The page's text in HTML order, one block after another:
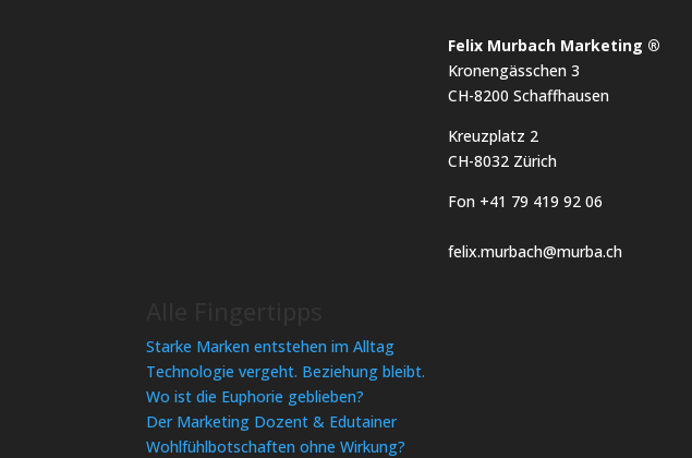
Felix Murbach Marketing ®
Kronengässchen 3
CH-8200 Schaffhausen
Kreuzplatz 2
CH-8032 Zürich
Fon +41 79 419 92 06
felix.murbach@murba.ch
Starke Marken entstehen im Alltag
Technologie vergeht. Beziehung bleibt.
Wo ist die Euphorie geblieben?
Der Marketing Dozent & Edutainer
Wohlfühlbotschaften ohne Wirkung?